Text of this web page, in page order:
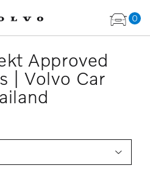
0
Approved
| Volvo Car